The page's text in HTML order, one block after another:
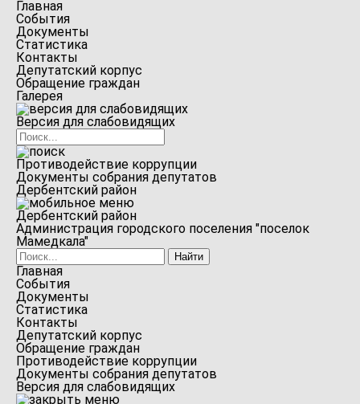
Главная
События
Документы
Статистика
Контакты
Депутатский корпус
Обращение граждан
Галерея
Версия для слабовидящих
Противодействие коррупции
Документы собрания депутатов
Дербентский район
Дербентский район
Администрация городского поселения "поселок
Мамедкала"
Главная
События
Документы
Статистика
Контакты
Депутатский корпус
Обращение граждан
Противодействие коррупции
Документы собрания депутатов
Версия для слабовидящих